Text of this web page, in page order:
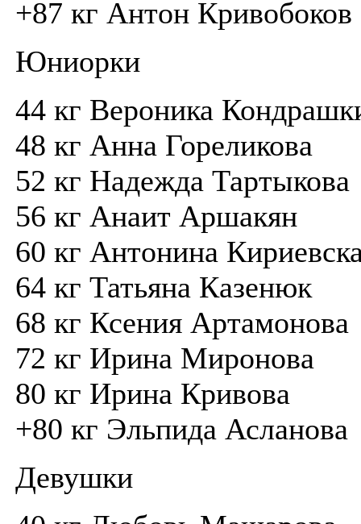
+87 кг Антон Кривобоков
Юниорки
44 кг Вероника
48 кг Анна Гореликова
52 кг Надежда Тартыкова
56 кг Анаит Аршакян
60 кг Антонина
64 кг Татьяна Казенюк
68 кг Ксения Артамонова
72 кг Ирина Миронова
80 кг Ирина Кривова
+80 кг Эльпида Асланова
Девушки